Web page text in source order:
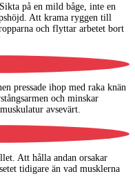
Sikta på en mild båge, inte en
Att krama ryggen till
och flyttar arbetet bort
pressade ihop med raka knän
och minskar
avsevärt.
Att hålla andan orsakar
tidigare än vad musklerna